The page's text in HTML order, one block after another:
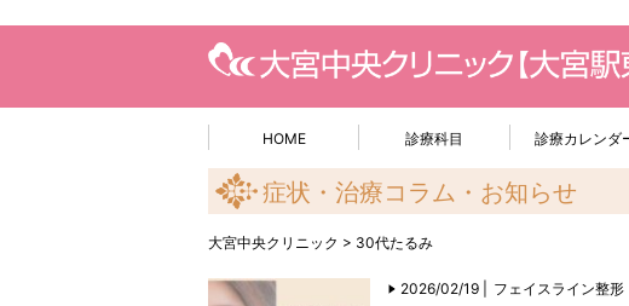
HOME 診療科目 診療カレンダ
症状・治療コラム・お知らせ
大宮中央クリニック > 30代たるみ
2026/02/19 |
フェイスライン整形